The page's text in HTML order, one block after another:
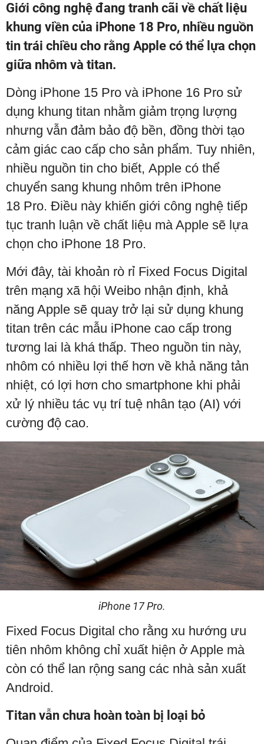
Giới công nghệ đang tranh cãi về chất liệu
khung viền của iPhone 18 Pro, nhiều nguồn
tin trái chiều cho rằng Apple có thể lựa chọn
giữa nhôm và titan.
Dòng iPhone 15 Pro và iPhone 16 Pro sử
dụng khung titan nhằm giảm trọng lượng
nhưng vẫn đảm bảo độ bền, đồng thời tạo
cảm giác cao cấp cho sản phẩm. Tuy nhiên,
nhiều nguồn tin cho biết, Apple có thể
chuyển sang khung nhôm trên iPhone
18 Pro. Điều này khiến giới công nghệ tiếp
tục tranh luận về chất liệu mà Apple sẽ lựa
chọn cho iPhone 18 Pro.
Mới đây, tài khoản rò rỉ Fixed Focus Digital
trên mạng xã hội Weibo nhận định, khả
năng Apple sẽ quay trở lại sử dụng khung
titan trên các mẫu iPhone cao cấp trong
tương lai là khá thấp. Theo nguồn tin này,
nhôm có nhiều lợi thế hơn về khả năng tản
nhiệt, có lợi hơn cho smartphone khi phải
xử lý nhiều tác vụ trí tuệ nhân tạo (AI) với
cường độ cao.
iPhone 17 Pro.
Fixed Focus Digital cho rằng xu hướng ưu
tiên nhôm không chỉ xuất hiện ở Apple mà
còn có thể lan rộng sang các nhà sản xuất
Android.
Titan vẫn chưa hoàn toàn bị loại bỏ